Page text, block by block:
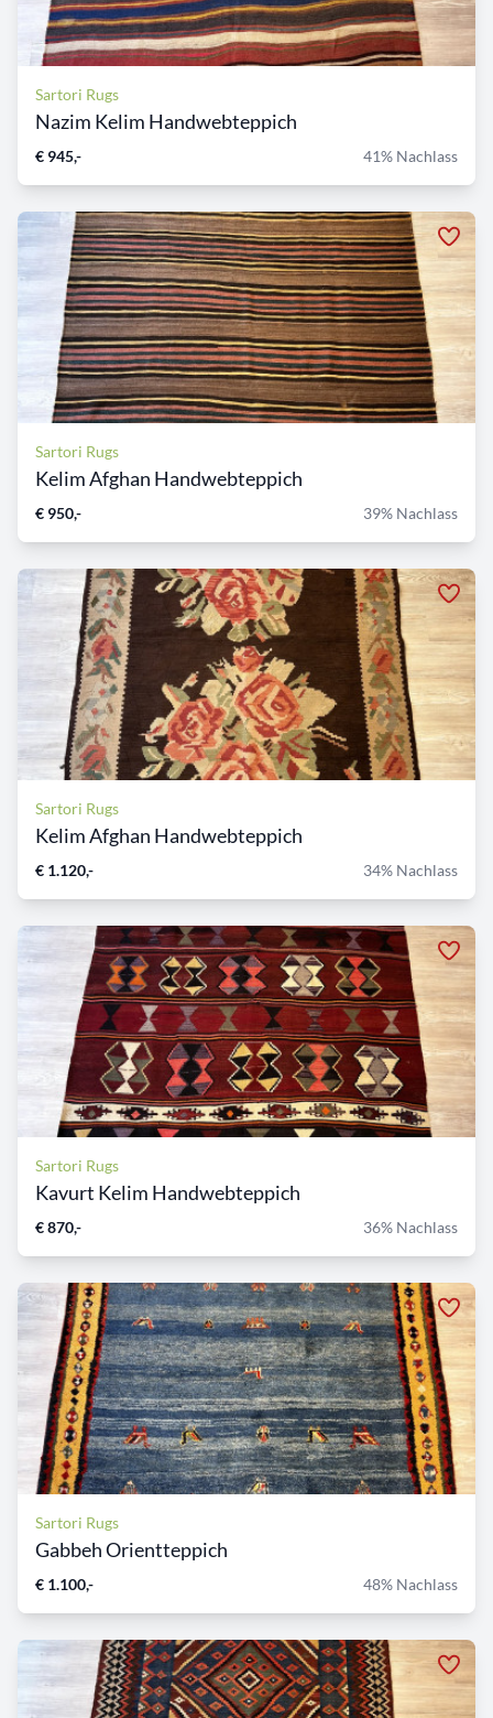
Sartori Rugs
Nazim Kelim Handwebteppich
€ 945,- 41% Nachlass
Sartori Rugs
Kelim Afghan Handwebteppich
€ 950,- 39% Nachlass
Sartori Rugs
Kelim Afghan Handwebteppich
€ 1.120,- 34% Nachlass
Sartori Rugs
Kavurt Kelim Handwebteppich
€ 870,- 36% Nachlass
Sartori Rugs
Gabbeh Orientteppich
€ 1.100,- 48% Nachlass